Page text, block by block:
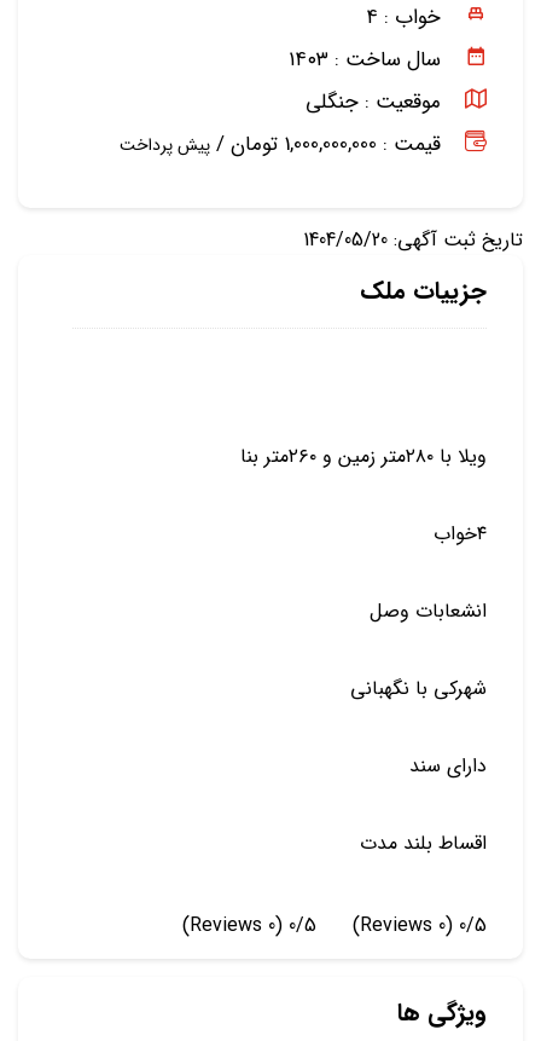
خواب : ۴
سال ساخت : ۱۴۰۳
موقعیت : جنگلی
قیمت : 1,000,000,000 تومان /
پیش پرداخت
تاریخ ثبت آگهی: 1404/05/20
جزییات ملک
ویلا با ۲۸۰متر زمین و ۲۶۰متر بنا
۴خواب
انشعابات وصل
شهرکی با نگهبانی
دارای سند
اقساط بلند مدت
0/5
(0 Reviews)
0/5
(0 Reviews)
ویژگی ها